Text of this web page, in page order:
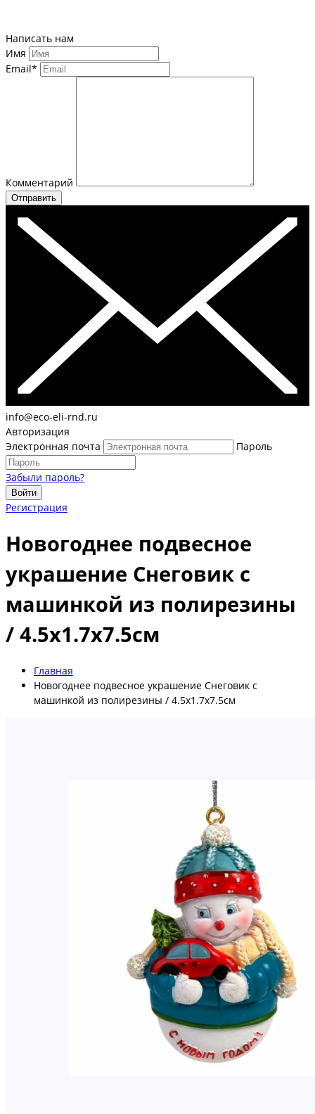
Написать нам
Имя
Email*
Комментарий
Отправить
info@eco-eli-rnd.ru
Авторизация
Электронная почта
Пароль
Забыли пароль?
Войти
Регистрация
Новогоднее подвесное
украшение Снеговик с
машинкой из полирезины
/ 4.5х1.7х7.5см
Главная
Новогоднее подвесное украшение Снеговик с
машинкой из полирезины / 4.5х1.7х7.5см